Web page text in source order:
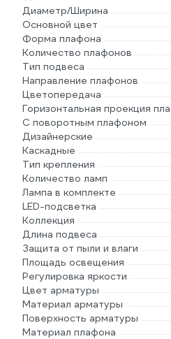
Диаметр/Ширина
Основной цвет
Форма плафона
Количество плафонов
Тип подвеса
Направление плафонов
Цветопередача
Горизонтальная проекция
С поворотным плафоном
Дизайнерские
Каскадные
Тип крепления
Количество ламп
Лампа в комплекте
LED-подсветка
Коллекция
Длина подвеса
Защита от пыли и влаги
Площадь освещения
Регулировка яркости
Цвет арматуры
Материал арматуры
Поверхность арматуры
Материал плафона